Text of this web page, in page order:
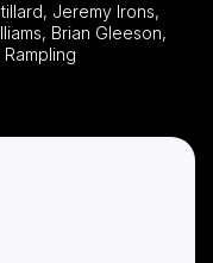
Charlotte Rampling